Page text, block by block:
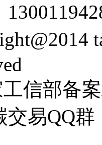
工信部备
交易QQ群